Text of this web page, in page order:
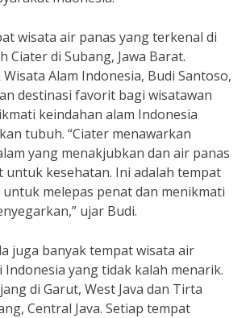
wisata air panas yang terkenal di
Ciater di Subang, Jawa Barat.
Alam Indonesia, Budi Santoso,
destinasi favorit bagi wisatawan
keindahan alam Indonesia
tubuh. “Ciater menawarkan
yang menakjubkan dan air panas
untuk kesehatan. Ini adalah tempat
melepas penat dan menikmati
ujar Budi.
juga banyak tempat wisata air
Indonesia yang tidak kalah menarik.
di Garut, West Java dan Tirta
Central Java. Setiap tempat